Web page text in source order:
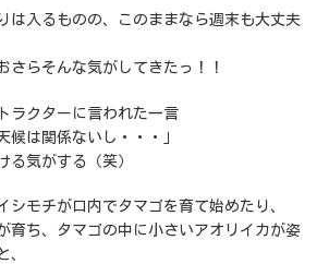
は入るものの、このままなら週末も大丈夫
さらそんな気がしてきたっ！！
ラクターに言われた一言
候は関係ないし・・・」
る気がする（笑）
シモチが口内でタマゴを育て始めたり、
育ち、タマゴの中に小さいアオリイカが姿
、